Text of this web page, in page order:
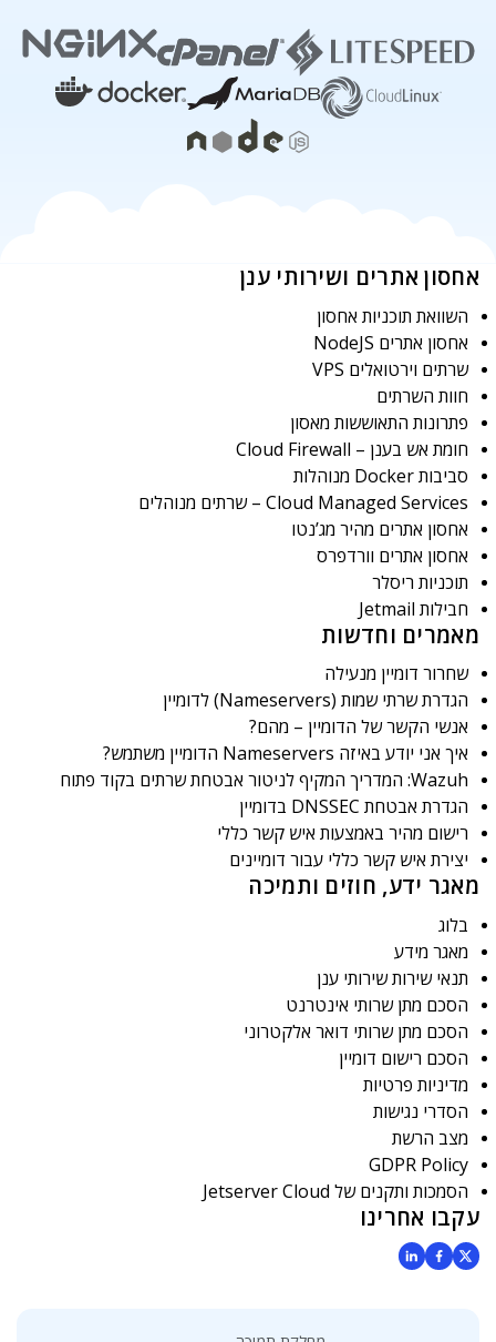
אחסון אתרים ושירותי ענן
השוואת תוכניות אחסון
אחסון אתרים NodeJS
שרתים וירטואלים VPS
חוות השרתים
פתרונות התאוששות מאסון
חומת אש בענן – Cloud Firewall
סביבות Docker מנוהלות
Cloud Managed Services – שרתים מנוהלים
אחסון אתרים מהיר מג’נטו
אחסון אתרים וורדפרס
תוכניות ריסלר
חבילות Jetmail
מאגר ידע, חוזים ותמיכה
בלוג
מאגר מידע
תנאי שירות שירותי ענן
הסכם מתן שרותי אינטרנט
הסכם מתן שרותי דואר אלקטרוני
הסכם רישום דומיין
מדיניות פרטיות
הסדרי נגישות
מצב הרשת
GDPR Policy
הסמכות ותקנים של Jetserver Cloud
מאמרים וחדשות
שחרור דומיין מנעילה
הגדרת שרתי שמות (Nameservers) לדומיין
אנשי הקשר של הדומיין – מהם?
איך אני יודע באיזה Nameservers הדומיין משתמש?
Wazuh: המדריך המקיף לניטור אבטחת שרתים בקוד פתוח
הגדרת אבטחת DNSSEC בדומיין
רישום מהיר באמצעות איש קשר כללי
יצירת איש קשר כללי עבור דומיינים
עקבו אחרינו